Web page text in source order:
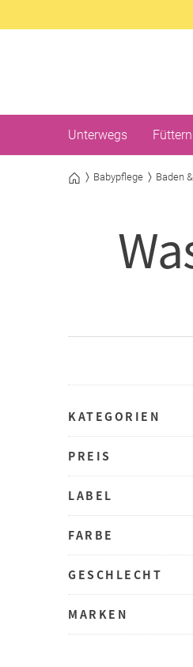
Unterwegs Füttern
Babypflege Baden
KATEGORIEN
PREIS
LABEL
FARBE
GESCHLECHT
MARKEN